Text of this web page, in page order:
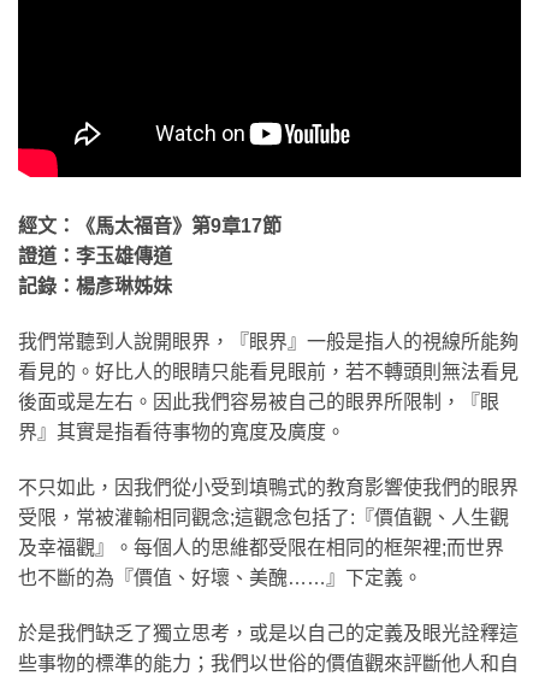
經文：《馬太福音》第9章17節
證道：李玉雄傳道
記錄：楊彥琳姊妹
我們常聽到人說開眼界，『眼界』一般是指人的視線所能夠
看見的。好比人的眼睛只能看見眼前，若不轉頭則無法看見
後面或是左右。因此我們容易被自己的眼界所限制，『眼
界』其實是指看待事物的寬度及廣度。
不只如此，因我們從小受到填鴨式的教育影響使我們的眼界
受限，常被灌輸相同觀念;這觀念包括了:『價值觀、人生觀
及幸福觀』。每個人的思維都受限在相同的框架裡;而世界
也不斷的為『價值、好壞、美醜……』下定義。
於是我們缺乏了獨立思考，或是以自己的定義及眼光詮釋這
些事物的標準的能力；我們以世俗的價值觀來評斷他人和自